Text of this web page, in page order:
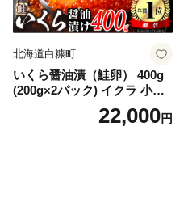
北海道白糠町
いくら醤油漬（鮭卵） 400g
(200g×2パック) イクラ 小分
け いくら醤油漬 鮭いくら い
くら醤油漬け 鮭 鮭卵 ikura
22,000円